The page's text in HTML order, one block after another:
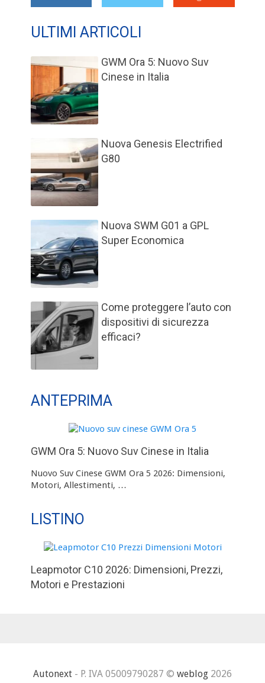
ULTIMI ARTICOLI
GWM Ora 5: Nuovo Suv
Cinese in Italia
Nuova Genesis Electrified
G80
Nuova SWM G01 a GPL
Super Economica
Come proteggere l’auto con
dispositivi di sicurezza
efficaci?
ANTEPRIMA
GWM Ora 5: Nuovo Suv Cinese in Italia
Nuovo Suv Cinese GWM Ora 5 2026: Dimensioni,
Motori, Allestimenti, …
LISTINO
Leapmotor C10 2026: Dimensioni, Prezzi,
Motori e Prestazioni
Autonext - P. IVA 05009790287 © weblog 2026